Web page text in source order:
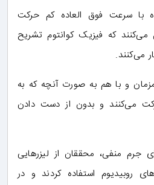
با سرعت فوق العاده کم حرکت
می‌کنند که فیزیک کوانتوم تشریح
می‌کنند.
و با هم به صورت آنچه که به
می‌کنند و بدون از دست دادن
جرم منفی، محققان از لیزرهایی
روبیدیوم استفاده کردند و در